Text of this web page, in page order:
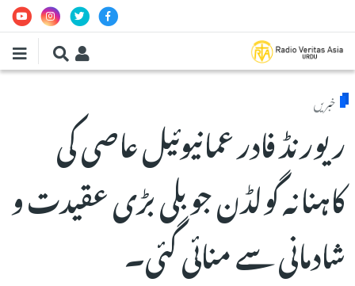
خبریں
ریورنڈ فادر عمانیوئیل عاصی کی
کاہنانہ گولڈن جوبلی بڑی عقیدت و
شادمانی سے منائی گئی۔